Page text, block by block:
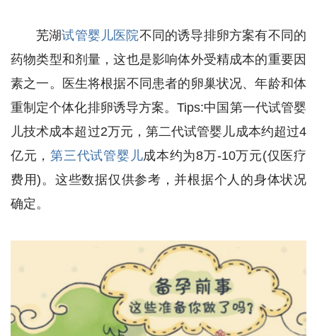
芜湖试管婴儿医院不同的诱导排卵方案有不同的
药物类型和剂量，这也是影响体外受精成本的重要因
素之一。医生将根据不同患者的卵巢状况、年龄和体
重制定个体化排卵诱导方案。Tips:中国第一代试管婴
儿技术成本超过2万元，第二代试管婴儿成本约超过4
亿元，第三代试管婴儿成本约为8万-10万元(仅医疗
费用)。这些数据仅供参考，并根据个人的身体状况
确定。